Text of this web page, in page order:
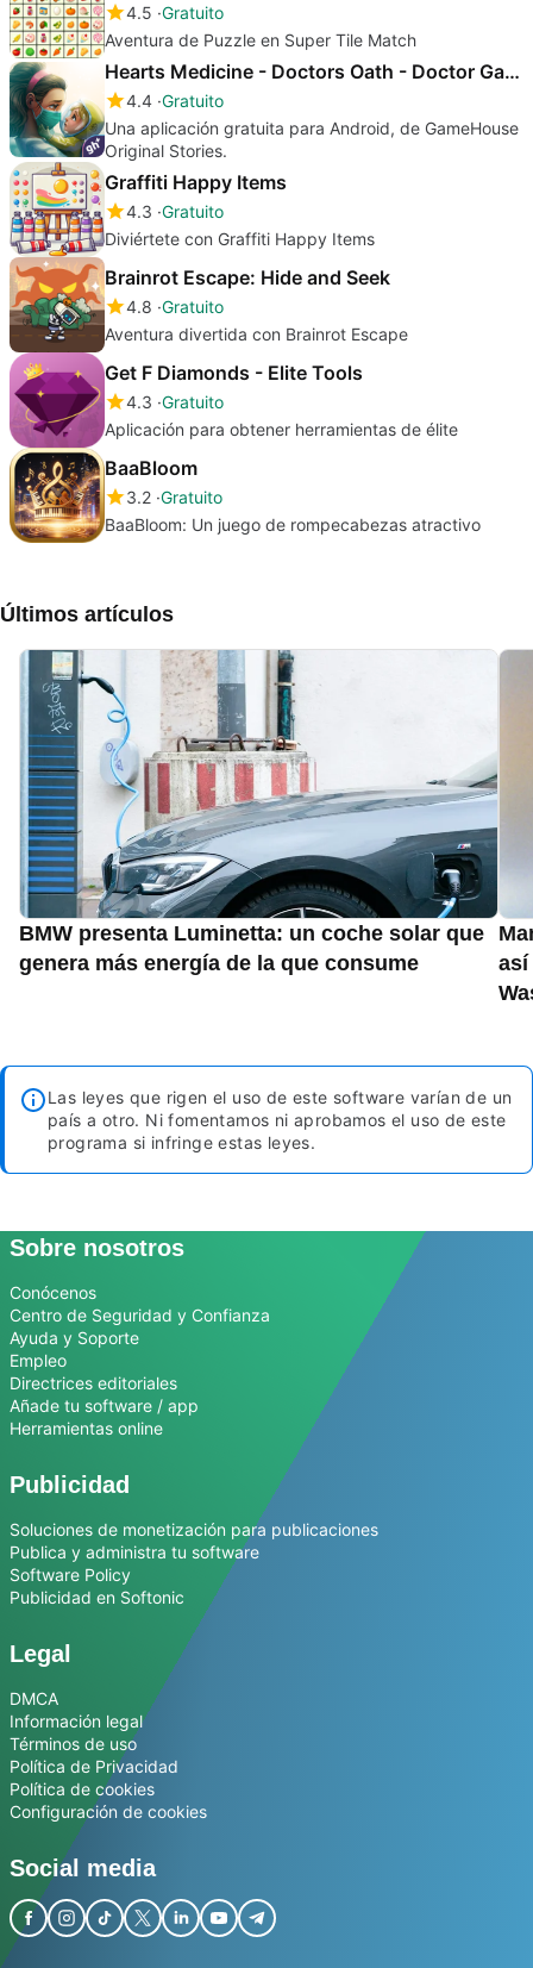
4.5 Gratuito
Aventura de Puzzle en Super Tile Match
Hearts Medicine - Doctors Oath - Doctor Game
4.4 Gratuito
Una aplicación gratuita para Android, de GameHouse
Original Stories.
Graffiti Happy Items
4.3 Gratuito
Diviértete con Graffiti Happy Items
Brainrot Escape: Hide and Seek
4.8 Gratuito
Aventura divertida con Brainrot Escape
Get F Diamonds - Elite Tools
4.3 Gratuito
Aplicación para obtener herramientas de élite
BaaBloom
3.2 Gratuito
BaaBloom: Un juego de rompecabezas atractivo
Últimos artículos
BMW presenta Luminetta: un coche solar que
genera más energía de la que consume
así
Las leyes que rigen el uso de este software varían de un
país a otro. Ni fomentamos ni aprobamos el uso de este
programa si infringe estas leyes.
Sobre nosotros
Conócenos
Centro de Seguridad y Confianza
Ayuda y Soporte
Empleo
Directrices editoriales
Añade tu software / app
Herramientas online
Publicidad
Soluciones de monetización para publicaciones
Publica y administra tu software
Software Policy
Publicidad en Softonic
Legal
DMCA
Información legal
Términos de uso
Política de Privacidad
Política de cookies
Configuración de cookies
Social media